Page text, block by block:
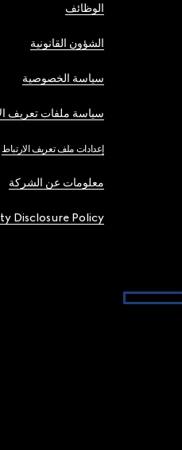
الوظائف
الشؤون القانونية
سياسة الخصوصية
سياسة ملفات تعريف
إعدادات ملف تعريف الارتباط
معلومات عن الشركة
Disclosure Policy